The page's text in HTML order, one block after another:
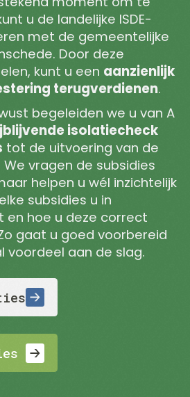
isolatie
Fauna
klanten
partner
Service &
Slim
dure
woning
u de landelijke ISDE-
met de gemeentelijke
Door deze
kunt u een aanzienlijk
terugverdienen.
begeleiden we u van A
isolatiecheck
tot de uitvoering van de
vragen de subsidies
helpen u wél inzichtelijk
subsidies u in
en hoe u deze correct
gaat u goed voorbereid
voordeel aan de slag.